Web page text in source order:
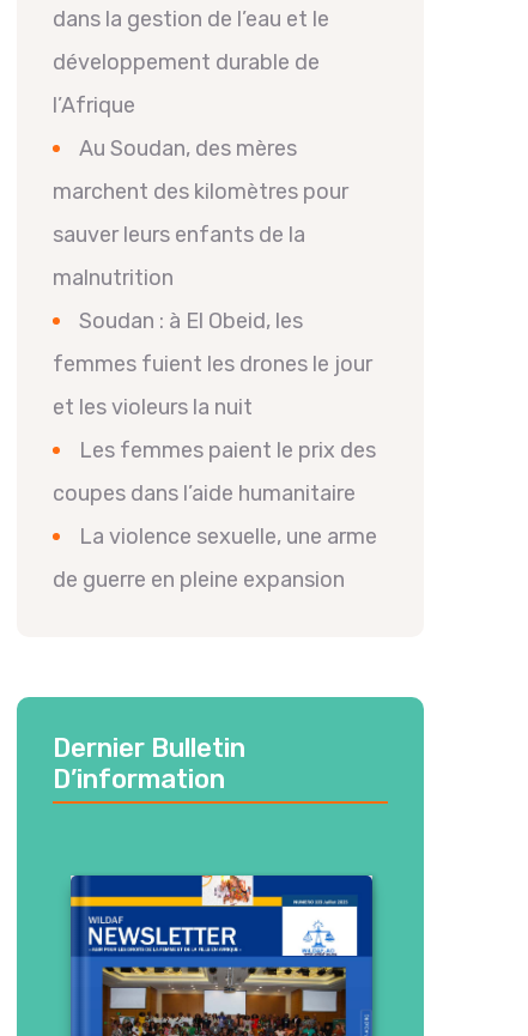
dans la gestion de l’eau et le
développement durable de
l’Afrique
Au Soudan, des mères
marchent des kilomètres pour
sauver leurs enfants de la
malnutrition
Soudan : à El Obeid, les
femmes fuient les drones le jour
et les violeurs la nuit
Les femmes paient le prix des
coupes dans l’aide humanitaire
La violence sexuelle, une arme
de guerre en pleine expansion
Dernier Bulletin
D’information